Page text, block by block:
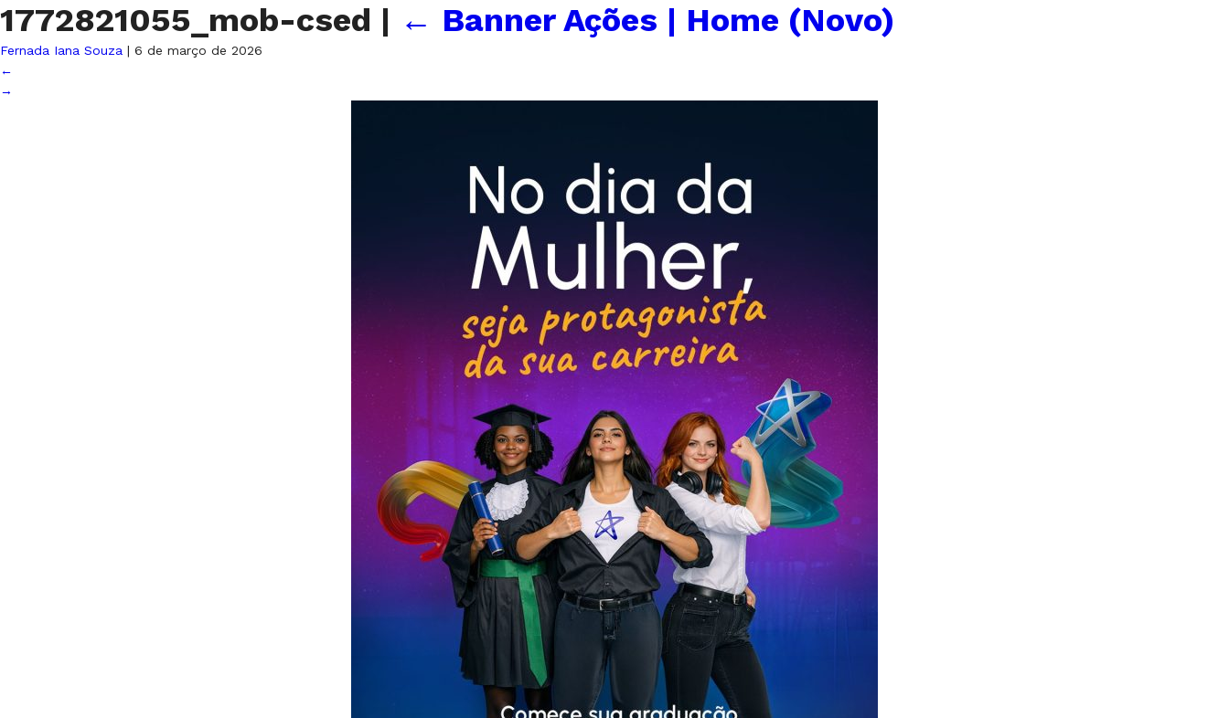
1772821055_mob-csed | ← Banner Ações | Home (Novo)
Fernada Iana Souza | 6 de março de 2026
←
→